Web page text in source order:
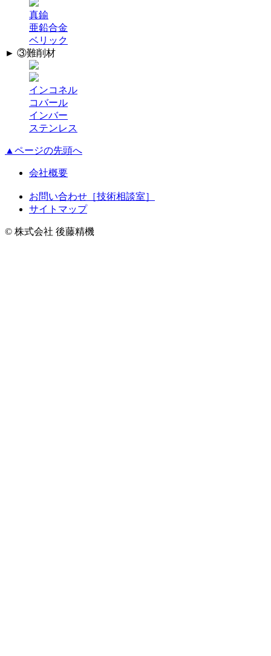
真鍮
亜鉛合金
ベリック
► ③難削材
インコネル
コバール
インバー
ステンレス
▲ページの先頭へ
会社概要
お問い合わせ［技術相談室］
サイトマップ
© 株式会社 後藤精機